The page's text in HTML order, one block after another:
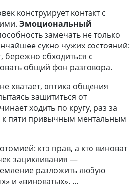
конструирует контакт с
Эмоциональный
замечать не только
сукно чужих состояний:
бережно обходиться с
общий фон разговора.
хватает, оптика общения
защититься от
ходить по кругу, раз за
к пяти привычным ментальным
кто прав, а кто виноват
зацикливания —
разложить любую
и «виноватых».